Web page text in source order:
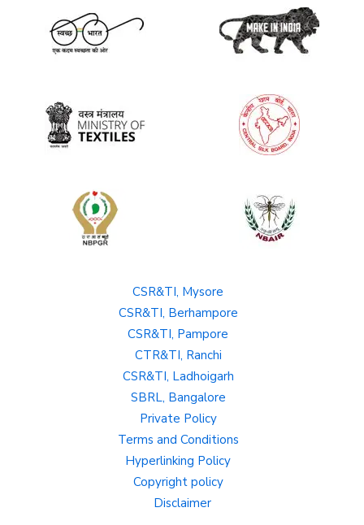
CSR&TI, Mysore
CSR&TI, Berhampore
CSR&TI, Pampore
CTR&TI, Ranchi
CSR&TI, Ladhoigarh
SBRL, Bangalore
Private Policy
Terms and Conditions
Hyperlinking Policy
Copyright policy
Disclaimer